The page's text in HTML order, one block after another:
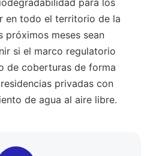
para los
en todo el territorio de la
próximos meses sean
si el marco regulatorio
de coberturas de forma
privadas con
de agua al aire libre.